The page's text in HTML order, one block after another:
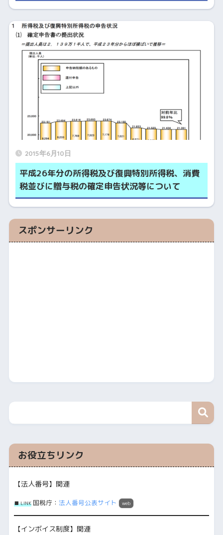
2015年6月10日
平成26年分の所得税及び復興特別所得税、消費
税並びに贈与税の確定申告状況等について
スポンサーリンク
お役立ちリンク
【法人番号】関連
■ LINK国税庁： 法人番号公表サイト web
【インボイス制度】関連